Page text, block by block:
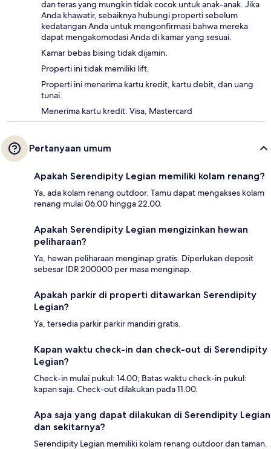
dan teras yang mungkin tidak cocok untuk anak-anak. Jika
Anda khawatir, sebaiknya hubungi properti sebelum
kedatangan Anda untuk mengonfirmasi bahwa mereka
dapat mengakomodasi Anda di kamar yang sesuai.
Kamar bebas bising tidak dijamin.
Properti ini tidak memiliki lift.
Properti ini menerima kartu kredit, kartu debit, dan uang
tunai.
Menerima kartu kredit: Visa, Mastercard
Pertanyaan umum
Apakah Serendipity Legian memiliki kolam renang?
Ya, ada kolam renang outdoor. Tamu dapat mengakses kolam
renang mulai 06.00 hingga 22.00.
Apakah Serendipity Legian mengizinkan hewan
peliharaan?
Ya, hewan peliharaan menginap gratis. Diperlukan deposit
sebesar IDR 200000 per masa menginap.
Apakah parkir di properti ditawarkan Serendipity
Legian?
Ya, tersedia parkir parkir mandiri gratis.
Kapan waktu check-in dan check-out di Serendipity
Legian?
Check-in mulai pukul: 14.00; Batas waktu check-in pukul:
kapan saja. Check-out dilakukan pada 11.00.
Apa saja yang dapat dilakukan di Serendipity Legian
dan sekitarnya?
Serendipity Legian memiliki kolam renang outdoor dan taman.